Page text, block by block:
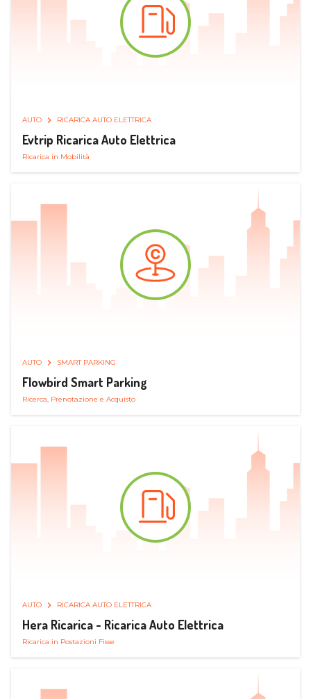
AUTO RICARICA AUTO ELETTRICA
Evtrip Ricarica Auto Elettrica
Ricarica in Mobilità
AUTO SMART PARKING
Flowbird Smart Parking
Ricerca, Prenotazione e Acquisto
AUTO RICARICA AUTO ELETTRICA
Hera Ricarica - Ricarica Auto Elettrica
Ricarica in Postazioni Fisse